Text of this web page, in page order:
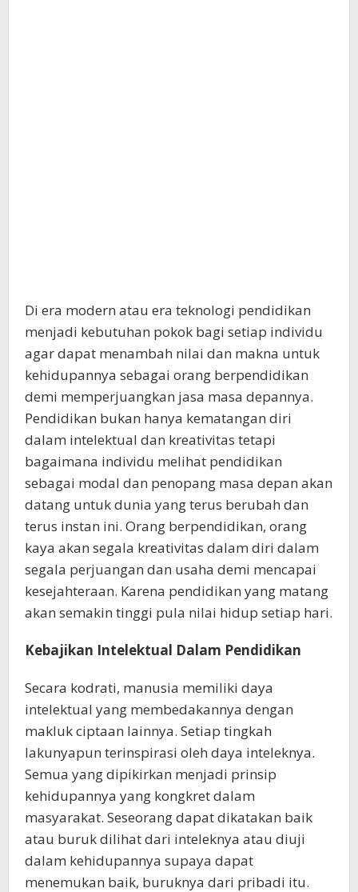
Di era modern atau era teknologi pendidikan
menjadi kebutuhan pokok bagi setiap individu
agar dapat menambah nilai dan makna untuk
kehidupannya sebagai orang berpendidikan
demi memperjuangkan jasa masa depannya.
Pendidikan bukan hanya kematangan diri
dalam intelektual dan kreativitas tetapi
bagaimana individu melihat pendidikan
sebagai modal dan penopang masa depan akan
datang untuk dunia yang terus berubah dan
terus instan ini. Orang berpendidikan, orang
kaya akan segala kreativitas dalam diri dalam
segala perjuangan dan usaha demi mencapai
kesejahteraan. Karena pendidikan yang matang
akan semakin tinggi pula nilai hidup setiap hari.
Kebajikan Intelektual Dalam Pendidikan
Secara kodrati, manusia memiliki daya
intelektual yang membedakannya dengan
makluk ciptaan lainnya. Setiap tingkah
lakunyapun terinspirasi oleh daya inteleknya.
Semua yang dipikirkan menjadi prinsip
kehidupannya yang kongkret dalam
masyarakat. Seseorang dapat dikatakan baik
atau buruk dilihat dari inteleknya atau diuji
dalam kehidupannya supaya dapat
menemukan baik, buruknya dari pribadi itu.